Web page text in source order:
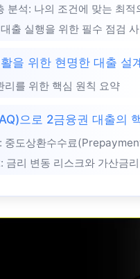
분석: 나의 조건에 맞는 최
출 실행을 위한 필수 점검
을 위한 현명한 대출 설
리를 위한 핵심 원칙 요약
으로 2금융권 대출의
중도상환수수료
금리 변동 리스크와 가산금리